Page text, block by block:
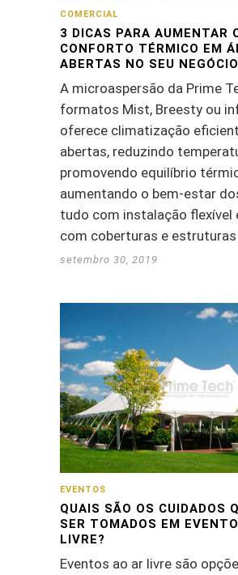
COMERCIAL
3 DICAS PARA AUMENTAR
CONFORTO TÉRMICO EM
ABERTAS NO SEU NEGÓCIO
A microaspersão da Prime
formatos Mist, Breesty ou
oferece climatização
abertas, reduzindo
promovendo equilíbrio
aumentando o bem-estar
tudo com instalação flexível
com coberturas e estruturas
setembro 30, 2019
EVENTOS
QUAIS SÃO OS CUIDADOS
SER TOMADOS EM
LIVRE?
Eventos ao ar livre são